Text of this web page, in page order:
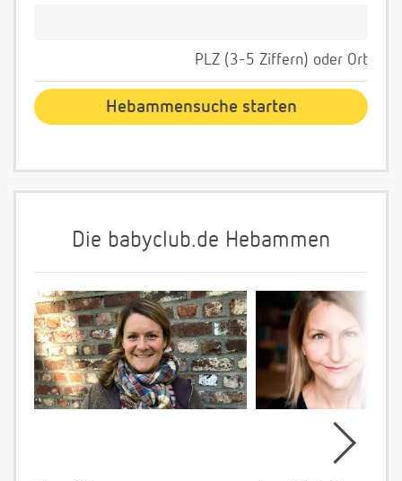
PLZ (3-5 Ziffern) oder Ort
Die babyclub.de Hebammen